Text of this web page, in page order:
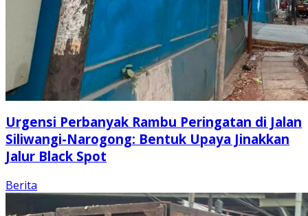
Urgensi Perbanyak Rambu Peringatan di Jalan
Siliwangi-Narogong: Bentuk Upaya Jinakkan
Jalur Black Spot
Berita